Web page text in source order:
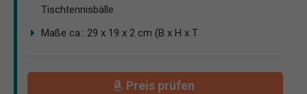
Tischtennisbälle
Maße ca.: 29 x 19 x 2 cm (B x H x T
Preis prüfen